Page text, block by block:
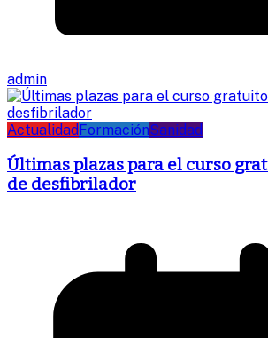
admin
Actualidad FormaciónSanidad
Últimas plazas para el curso
de desfibrilador